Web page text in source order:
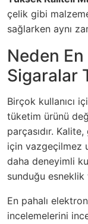
çelik gibi
sağlarken aynı
Neden
Sigaralar
Birçok kullanıcı
tüketim ürünü
parçasıdır.
için vazgeçilmez
daha deneyimli
sunduğu
En pahalı
incelemelerini